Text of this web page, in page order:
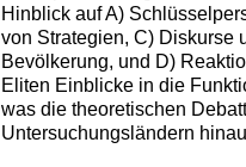
Hinblick auf A)
von Strategien, C) Diskurse
Bevölkerung, und D)
Eliten Einblicke in die
was die theoretischen
Untersuchungsländern